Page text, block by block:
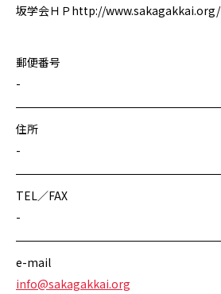
坂学会ＨＰhttp://www.sakagakkai.org/
郵便番号
-
住所
-
TEL／FAX
-
e-mail
info@sakagakkai.org